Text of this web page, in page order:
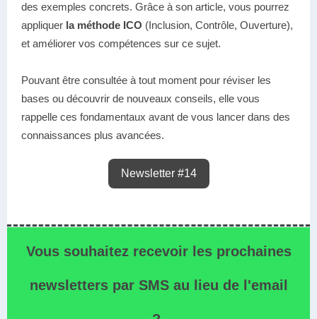
des exemples concrets. Grâce à son article, vous pourrez
appliquer la méthode ICO (Inclusion, Contrôle, Ouverture),
et améliorer vos compétences sur ce sujet.
Pouvant être consultée à tout moment pour réviser les
bases ou découvrir de nouveaux conseils, elle vous
rappelle ces fondamentaux avant de vous lancer dans des
connaissances plus avancées.
Newsletter #14
Vous souhaitez recevoir les prochaines
newsletters par SMS au lieu de l'email